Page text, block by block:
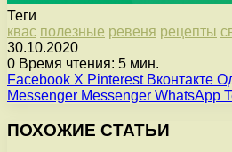
Теги
квас полезные ревеня рецепты
30.10.2020
0 Время чтения: 5 мин.
Facebook X Pinterest Вконтакте
Messenger Messenger WhatsApp
ПОХОЖИЕ СТАТЬИ